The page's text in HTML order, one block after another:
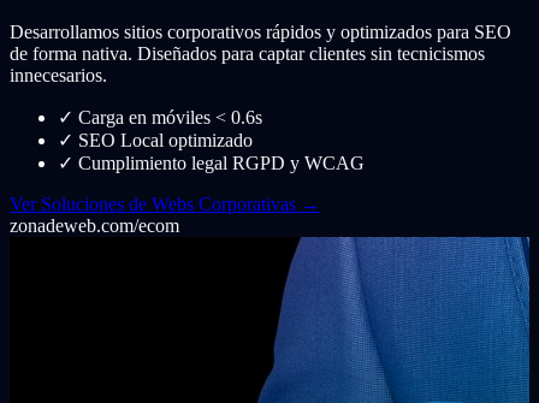
Desarrollamos sitios corporativos rápidos y optimizados para SEO
de forma nativa. Diseñados para captar clientes sin tecnicismos
innecesarios.
✓ Carga en móviles < 0.6s
✓ SEO Local optimizado
✓ Cumplimiento legal RGPD y WCAG
Ver Soluciones de Webs Corporativas →
zonadeweb.com/ecom